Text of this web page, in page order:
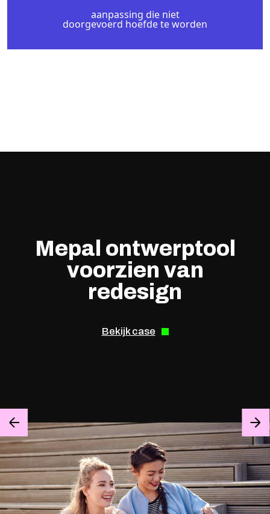
aanpassing die niet
doorgevoerd hoefde te worden
Mepal ontwerptool
voorzien van
redesign
Bekijk case